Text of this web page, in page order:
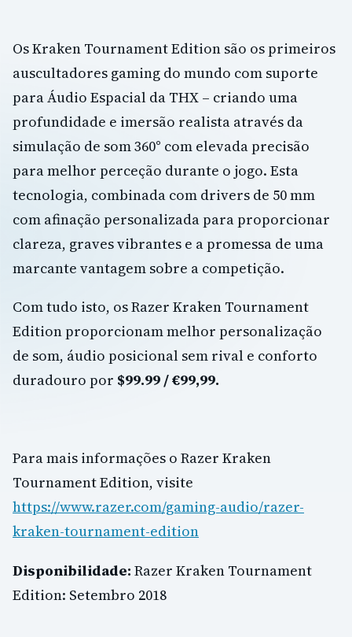
Os Kraken Tournament Edition são os primeiros
auscultadores gaming do mundo com suporte
para Áudio Espacial da THX – criando uma
profundidade e imersão realista através da
simulação de som 360° com elevada precisão
para melhor perceção durante o jogo. Esta
tecnologia, combinada com drivers de 50 mm
com afinação personalizada para proporcionar
clareza, graves vibrantes e a promessa de uma
marcante vantagem sobre a competição.
Com tudo isto, os Razer Kraken Tournament
Edition proporcionam melhor personalização
de som, áudio posicional sem rival e conforto
duradouro por $99.99 / €99,99.
Para mais informações o Razer Kraken
Tournament Edition, visite
https://www.razer.com/gaming-audio/razer-
kraken-tournament-edition
Disponibilidade: Razer Kraken Tournament
Edition: Setembro 2018